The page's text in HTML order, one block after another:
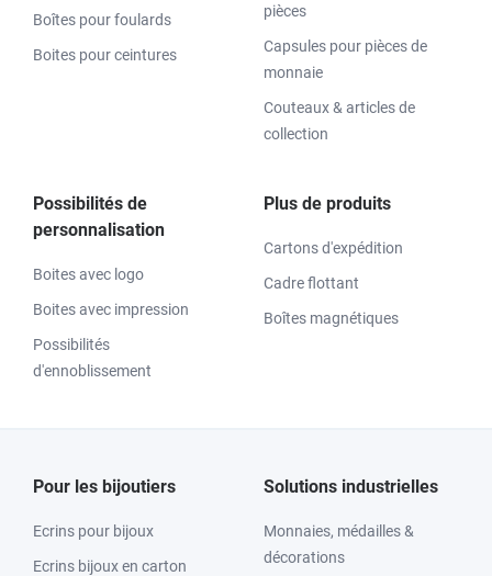
Boîtes pour foulards
Boites pour ceintures
pièces
Capsules pour pièces de
monnaie
Couteaux & articles de
collection
Possibilités de
personnalisation
Boites avec logo
Boites avec impression
Possibilités
d'ennoblissement
Plus de produits
Cartons d'expédition
Cadre flottant
Boîtes magnétiques
Pour les bijoutiers
Ecrins pour bijoux
Ecrins bijoux en carton
Solutions industrielles
Monnaies, médailles &
décorations